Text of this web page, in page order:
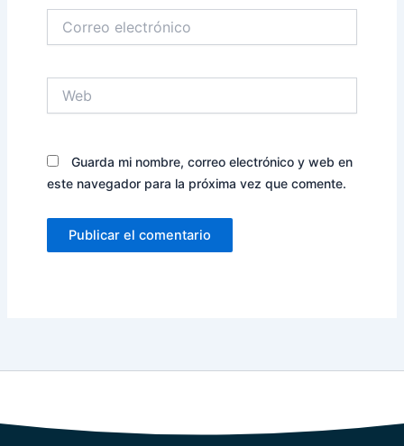
electrónico
Guarda mi nombre, correo electrónico y web en
este navegador para la próxima vez que comente.